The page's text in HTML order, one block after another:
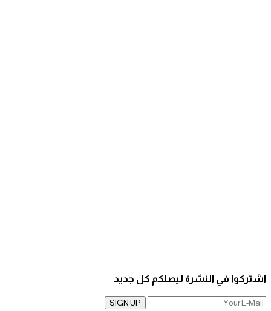
اشتركوا في النشرة ليصلكم كل جديد
SIGN UP